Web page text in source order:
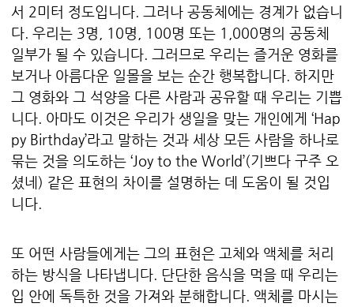
서 2미터 정도입니다. 그러나 공동체에는 경계가 없습니
다. 우리는 3명, 10명, 100명 또는 1,000명의 공동체
일부가 될 수 있습니다. 그러므로 우리는 즐거운 영화를
보거나 아름다운 일몰을 보는 순간 행복합니다. 하지만
그 영화와 그 석양을 다른 사람과 공유할 때 우리는 기쁩
니다. 아마도 이것은 우리가 생일을 맞는 개인에게 ‘Hap
py Birthday’라고 말하는 것과 세상 모든 사람을 하나로
묶는 것을 의도하는 ‘Joy to the World’(기쁘다 구주 오
셨네) 같은 표현의 차이를 설명하는 데 도움이 될 것입
니다.
또 어떤 사람들에게는 그의 표현은 고체와 액체를 처리
하는 방식을 나타냅니다. 단단한 음식을 먹을 때 우리는
입 안에 독특한 것을 가져와 분해합니다. 액체를 마시는